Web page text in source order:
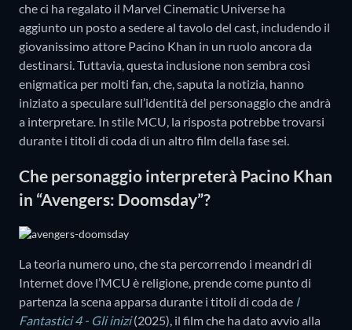
che ci ha regalato il Marvel Cinematic Universe ha
aggiunto un posto a sedere al tavolo del cast, includendo il
giovanissimo attore Pacino Khan in un ruolo ancora da
destinarsi. Tuttavia, questa inclusione non sembra così
enigmatica per molti fan, che, saputa la notizia, hanno
iniziato a speculare sull’identità del personaggio che andrà
a interpretare. In stile MCU, la risposta potrebbe trovarsi
durante i titoli di coda di un altro film della fase sei.
Che personaggio interpreterà Pacino Khan
in “Avengers: Doomsday”?
La teoria numero uno, che sta percorrendo i meandri di
Internet dove l’MCU è religione, prende come punto di
partenza la scena apparsa durante i titoli di coda de I
Fantastici 4 - Gli inizi(2025), il film che ha dato avvio alla